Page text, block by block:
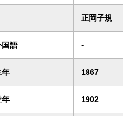
正岡子規
国語 -
年 1867
年 1902